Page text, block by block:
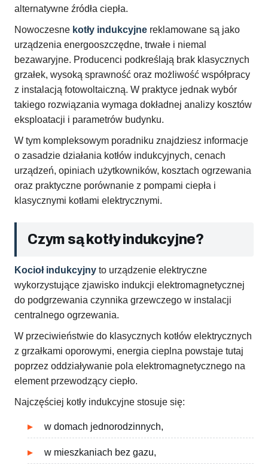
alternatywne źródła ciepła.
Nowoczesne kotły indukcyjne reklamowane są jako
urządzenia energooszczędne, trwałe i niemal
bezawaryjne. Producenci podkreślają brak klasycznych
grzałek, wysoką sprawność oraz możliwość współpracy
z instalacją fotowoltaiczną. W praktyce jednak wybór
takiego rozwiązania wymaga dokładnej analizy kosztów
eksploatacji i parametrów budynku.
W tym kompleksowym poradniku znajdziesz informacje
o zasadzie działania kotłów indukcyjnych, cenach
urządzeń, opiniach użytkowników, kosztach ogrzewania
oraz praktyczne porównanie z pompami ciepła i
klasycznymi kotłami elektrycznymi.
Czym są kotły indukcyjne?
Kocioł indukcyjny to urządzenie elektryczne
wykorzystujące zjawisko indukcji elektromagnetycznej
do podgrzewania czynnika grzewczego w instalacji
centralnego ogrzewania.
W przeciwieństwie do klasycznych kotłów elektrycznych
z grzałkami oporowymi, energia cieplna powstaje tutaj
poprzez oddziaływanie pola elektromagnetycznego na
element przewodzący ciepło.
Najczęściej kotły indukcyjne stosuje się:
w domach jednorodzinnych,
w mieszkaniach bez gazu,